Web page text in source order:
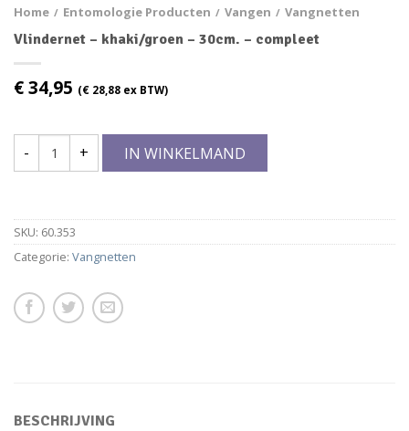
Home / Entomologie Producten / Vangen / Vangnetten
Vlindernet – khaki/groen – 30cm. – compleet
€34,95 (€ 28,88 ex BTW)
IN WINKELMAND
SKU: 60.353
Categorie: Vangnetten
BESCHRIJVING